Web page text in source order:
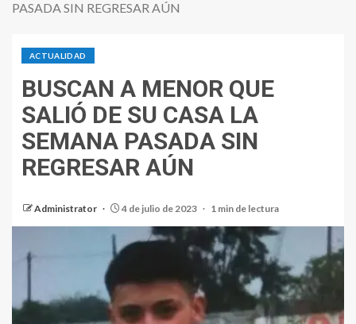
PASADA SIN REGRESAR AÚN
ACTUALIDAD
BUSCAN A MENOR QUE
SALIÓ DE SU CASA LA
SEMANA PASADA SIN
REGRESAR AÚN
Administrator 4 de julio de 2023 1 min de lectura